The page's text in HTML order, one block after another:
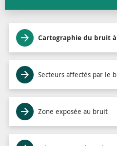
Cartographie du bruit
Secteurs affectés par le
Zone exposée au bruit